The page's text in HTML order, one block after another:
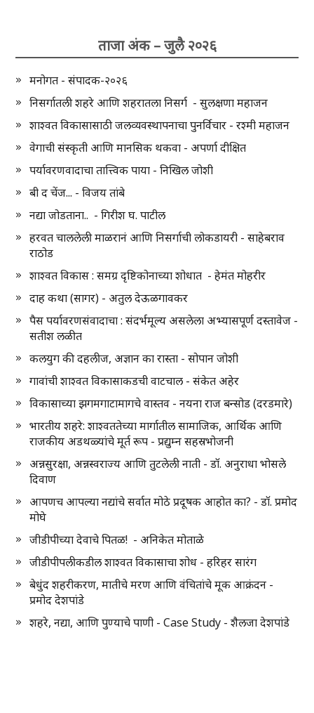
ताजा अंक – जुलै २०२६
मनोगत - संपादक-२०२६
निसर्गातली शहरे आणि शहरातला निसर्ग - सुलक्षणा महाजन
शाश्वत विकासासाठी जलव्यवस्थापनाचा पुनर्विचार - रश्मी महाजन
वेगाची संस्कृती आणि मानसिक थकवा - अपर्णा दीक्षित
पर्यावरणवादाचा तात्त्विक पाया - निखिल जोशी
बी द चेंज... - विजय तांबे
नद्या जोडताना.. - गिरीश घ. पाटील
हरवत चाललेली माळरानं आणि निसर्गाची लोकडायरी - साहेबराव
राठोड
शाश्वत विकास : समग्र दृष्टिकोनाच्या शोधात - हेमंत मोहरीर
दाह कथा (सागर) - अतुल देऊळगावकर
पैस पर्यावरणसंवादाचा : संदर्भमूल्य असलेला अभ्यासपूर्ण दस्तावेज -
सतीश लळीत
कलयुग की दहलीज, अज्ञान का रास्ता - सोपान जोशी
गावांची शाश्वत विकासाकडची वाटचाल - संकेत अहेर
विकासाच्या झगमगाटामागचे वास्तव - नयना राज बन्सोड (दरडमारे)
भारतीय शहरे: शाश्वततेच्या मार्गातील सामाजिक, आर्थिक आणि
राजकीय अडथळ्यांचे मूर्त रूप - प्रद्युम्न सहस्रभोजनी
अन्नसुरक्षा, अन्नस्वराज्य आणि तुटलेली नाती - डॉ. अनुराधा भोसले
दिवाण
आपणच आपल्या नद्यांचे सर्वात मोठे प्रदूषक आहोत का? - डॉ. प्रमोद
मोघे
जीडीपीच्या देवाचे पितळ! - अनिकेत मोताळे
जीडीपीपलीकडील शाश्वत विकासाचा शोध - हरिहर सारंग
बेधुंद शहरीकरण, मातीचे मरण आणि वंचितांचे मूक आक्रंदन -
प्रमोद देशपांडे
शहरे, नद्या, आणि पुण्याचे पाणी - Case Study - शैलजा देशपांडे